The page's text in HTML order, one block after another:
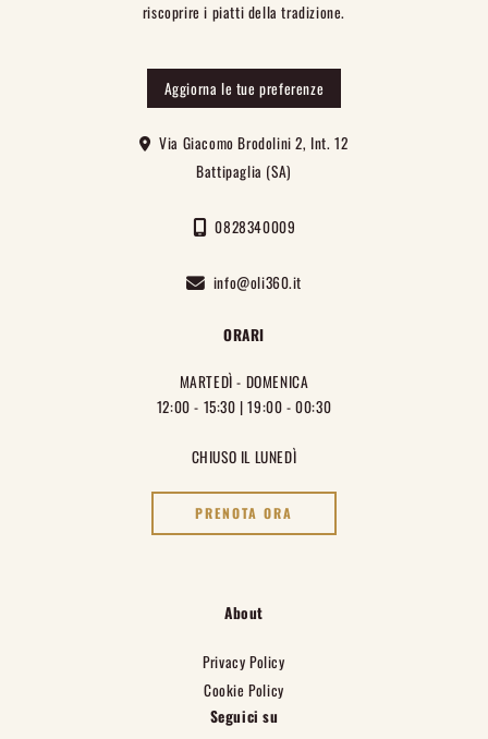
riscoprire i piatti della tradizione.
Aggiorna le tue preferenze
Via Giacomo Brodolini 2, Int. 12
Battipaglia (SA)
0828340009
info@oli360.it
ORARI
MARTEDÌ - DOMENICA
12:00 - 15:30 | 19:00 - 00:30
CHIUSO IL LUNEDÌ
PRENOTA ORA
About
Privacy Policy
Cookie Policy
Seguici su